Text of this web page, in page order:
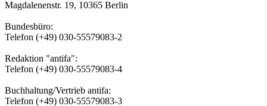
Magdalenenstr. 19, 10365 Berlin
Bundesbüro:
Telefon (+49) 030-55579083-2
Redaktion "antifa":
Telefon (+49) 030-55579083-4
Buchhaltung/Vertrieb antifa:
Telefon (+49) 030-55579083-3